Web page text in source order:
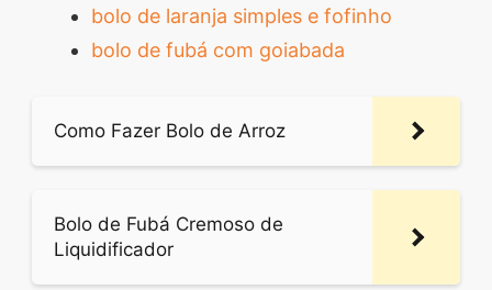
bolo de laranja simples e fofinho
bolo de fubá com goiabada
Como Fazer Bolo de Arroz
Bolo de Fubá Cremoso de
Liquidificador